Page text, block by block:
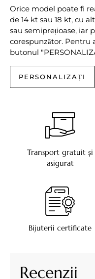
Orice model poate fi
de 14 kt sau 18 kt, cu
sau semiprețioase, iar
corespunzător. Pentru
butonul
PERSONALIZAȚI
Transport gratuit și
asigurat
Bijuterii certificate
Recenzii